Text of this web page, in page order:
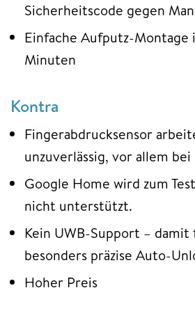
Sicherheitscode gegen
Einfache Aufputz-Montage
Minuten
Kontra
Fingerabdrucksensor
unzuverlässig, vor allem bei
Google Home wird zum
nicht unterstützt.
Kein UWB-Support –
besonders präzise Auto-
Hoher Preis